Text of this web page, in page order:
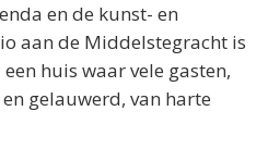
en de kunst- en
aan de Middelstegracht is
huis waar vele gasten,
gelauwerd, van harte